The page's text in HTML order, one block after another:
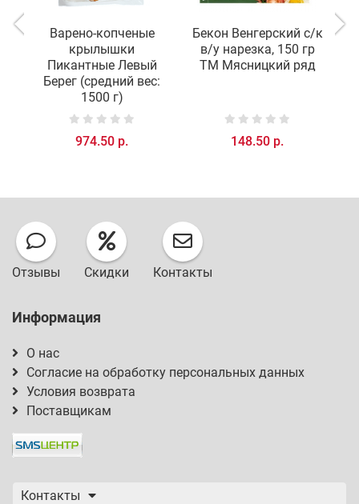
Варено-копченые
крылышки
Пикантные Левый
Берег (средний вес:
1500 г)
974.50 р.
Бекон Венгерский с/к
в/у нарезка, 150 гр
ТМ Мясницкий ряд
148.50 р.
Отзывы Скидки Контакты
Информация
О нас
Согласие на обработку персональных данных
Условия возврата
Поставщикам
Контакты